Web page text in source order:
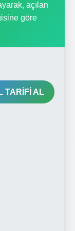
açılan
göre
TARİFİ AL